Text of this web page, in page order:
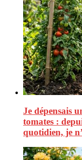
Je dépensais
tomates :
quotidien, je